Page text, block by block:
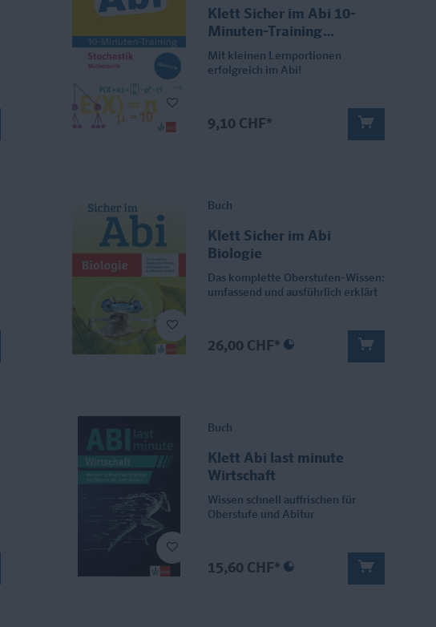
Klett Sicher im Abi 10-
Minuten-Training
Mathematik Stochastik
Mit kleinen Lernportionen
erfolgreich im Abi!
9,10 CHF*
Buch
Klett Sicher im Abi
Biologie
Das komplette Oberstufen-Wissen:
umfassend und ausführlich erklärt
26,00 CHF*
Buch
Klett Abi last minute
Wirtschaft
Wissen schnell auffrischen für
Oberstufe und Abitur
15,60 CHF*